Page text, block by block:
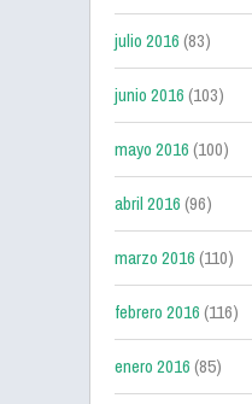
julio 2016(83)
junio 2016(103)
mayo 2016(100)
abril 2016(96)
marzo 2016(110)
febrero 2016(116)
enero 2016(85)